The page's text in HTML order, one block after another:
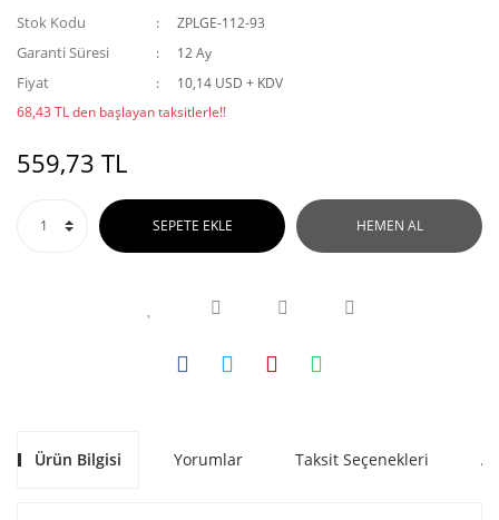
Stok Kodu ZPLGE-112-93
Garanti Süresi 12 Ay
Fiyat
10,14 USD + KDV
68,43 TL den başlayan taksitlerle!!
559,73 TL
SEPETE EKLE HEMEN AL
Ürün Bilgisi Yorumlar Taksit Seçenekleri